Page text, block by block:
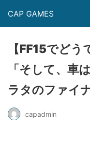
CAP GAMES
【FF15でど
「そして、車
ラタのファイ
capadmin